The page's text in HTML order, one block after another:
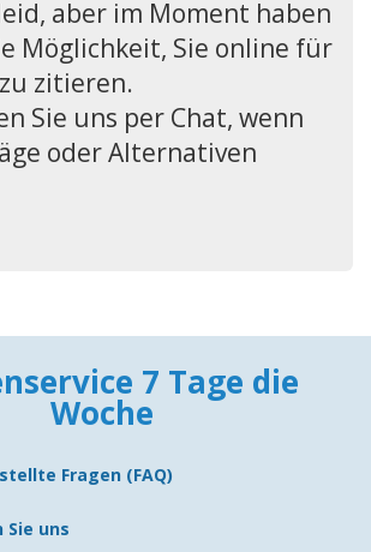
aber im Moment haben
Möglichkeit, Sie online für
zitieren.
Sie uns per Chat, wenn
oder Alternativen
7 Tage die
Woche
Fragen (FAQ)
Sie uns